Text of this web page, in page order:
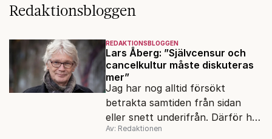
Redaktionsbloggen
REDAKTIONSBLOGGEN
Lars Åberg: ”Självcensur och
cancelkultur måste diskuteras
mer”
Jag har nog alltid försökt
betrakta samtiden från sidan
eller snett underifrån. Därför har
mina reportage ofta handlat om
Av: Redaktionen